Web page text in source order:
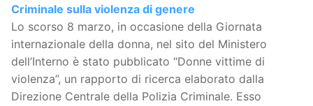
Criminale sulla violenza di genere
Lo scorso 8 marzo, in occasione della Giornata
internazionale della donna, nel sito del Ministero
dell’Interno è stato pubblicato “Donne vittime di
violenza”, un rapporto di ricerca elaborato dalla
Direzione Centrale della Polizia Criminale. Esso